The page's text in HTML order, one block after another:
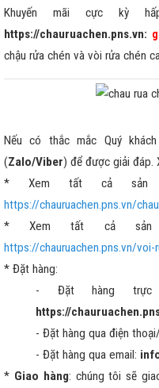
Khuyến mãi cực kỳ
https://chauruachen.pns.vn:
chậu rửa chén và vòi rửa chén
Nếu có thắc mắc Quý
(Zalo/Viber) để được giải đáp.
* Xem tất cả sản
https://chauruachen.pns.vn/
* Xem tất cả
https://chauruachen.pns.vn/voi-
* Đặt hàng:
- Đặt hàng trực
https://
- Đặt hàng qua điện
- Đặt hàng qua email:
* Giao hàng: chúng tôi sẽ